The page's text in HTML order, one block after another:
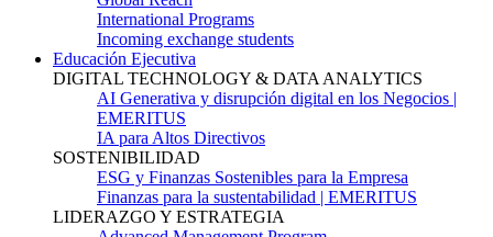
International Programs
Incoming exchange students
Educación Ejecutiva
DIGITAL TECHNOLOGY & DATA ANALYTICS
AI Generativa y disrupción digital en los Negocios |
EMERITUS
IA para Altos Directivos
SOSTENIBILIDAD
ESG y Finanzas Sostenibles para la Empresa
Finanzas para la sustentabilidad | EMERITUS
LIDERAZGO Y ESTRATEGIA